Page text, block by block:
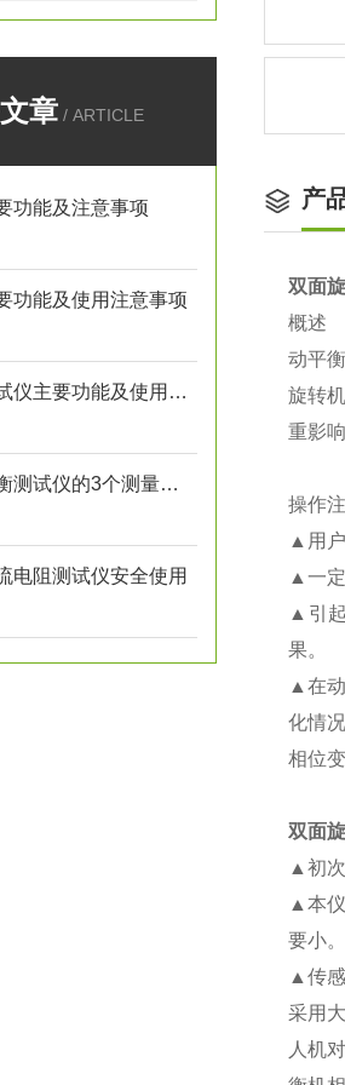
章 / ARTICLE
功能及注意事项
功能及使用注意事项
便携式动平衡测试仪主要功能及使用注意事项
浅谈便携式动平衡测试仪的3个测量方式
电阻测试仪安全使用
产
双面
概述
动平
旋转
重影
操作
▲用
▲一
▲引
果。
▲在
化情
相位
双面
▲初
▲本
要小
▲传
采用
人机